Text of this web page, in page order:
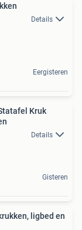
Details
Eergisteren
Kruk
Details
Gisteren